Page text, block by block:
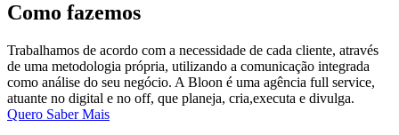
Como fazemos
Trabalhamos de acordo com a necessidade de cada cliente, através
de uma metodologia própria, utilizando a comunicação integrada
como análise do seu negócio. A Bloon é uma agência full service,
atuante no digital e no off, que planeja, cria,executa e divulga.
Quero Saber Mais